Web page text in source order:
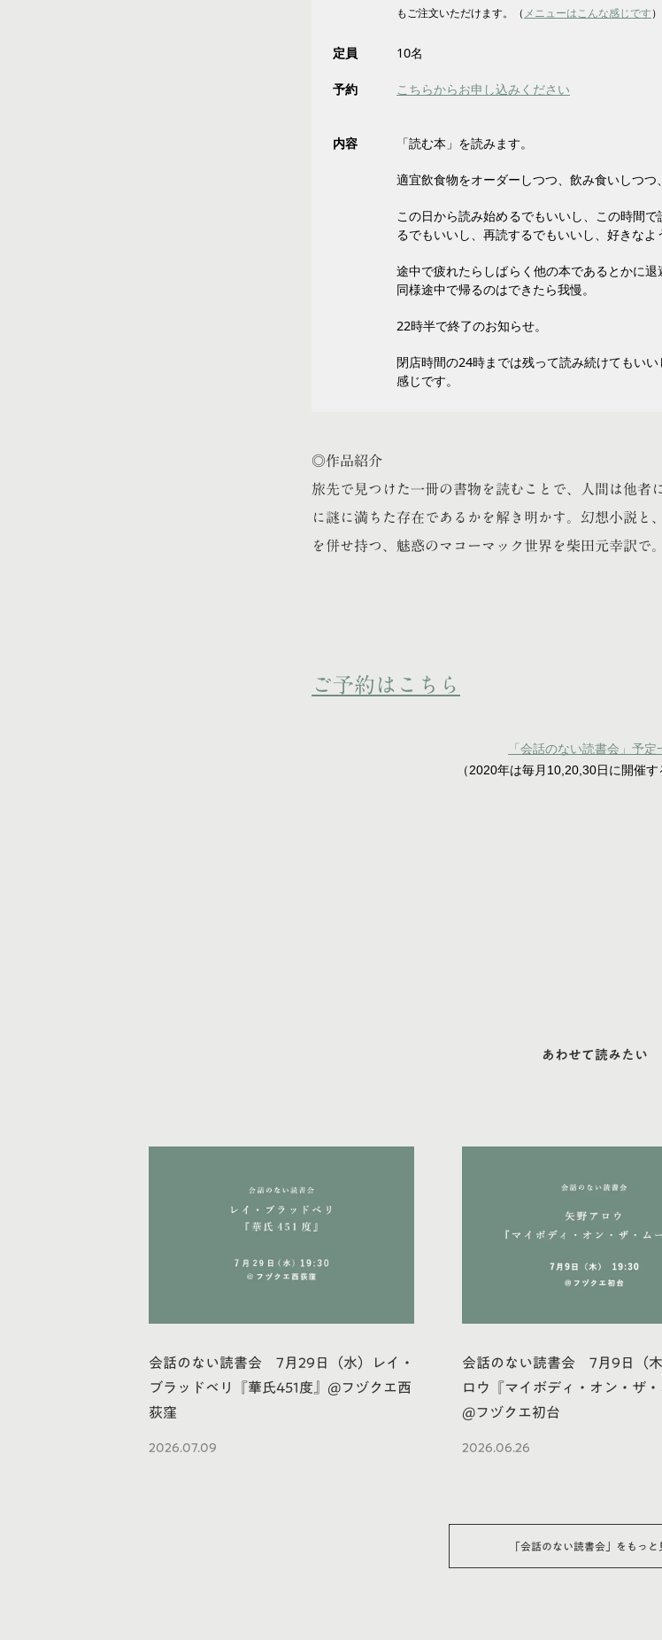
もご注文いただけます。（ メニューはこんな感じです ）
定員 10名
予約 こちらからお申し込みください
内容 「読む本」を読みます。
適宜飲食物をオーダーしつつ、飲み食いしつつ
この日から読み始めるでもいいし、この時間
るでもいいし、再読するでもいいし、好きなよ
途中で疲れたらしばらく他の本であるとかに
同様途中で帰るのはできたら我慢。
22時半で終了のお知らせ。
閉店時間の24時までは残って読み続けてもい
感じです。
◎作品紹介
旅先で見つけた一冊の書物を読むことで、人間は他者
に謎に満ちた存在であるかを解き明かす。幻想小説と
を併せ持つ、魅惑のマコーマック世界を柴田元幸訳で。
ご予約はこちら
「会話のない読書会」予定
（2020年は毎月10,20,30日に開催す
あわせて読みたい
会話のない読書会 7月29日（水）レイ・
ブラッドベリ『華氏451度』@フヅクエ西
荻窪
2026.07.09
会話のない読書会 7月9日（
ロウ『マイボディ・オン・ザ・
@フヅクエ初台
2026.06.26
「会話のない読書会 」をもっと